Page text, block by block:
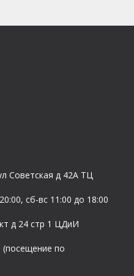
Cоветская д 42А ТЦ
сб-вс 11:00 до 18:00
д 24 стр 1 ЦДиИ
(посещение по